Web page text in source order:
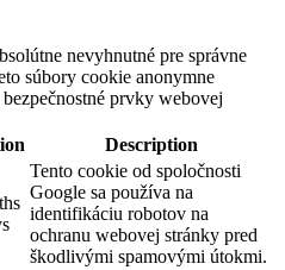
nevyhnutné pre správne
súbory cookie anonymne
prvky webovej
Description
Tento cookie od spoločnosti
Google sa používa na
identifikáciu robotov na
ochranu webovej stránky pred
škodlivými spamovými útokmi.